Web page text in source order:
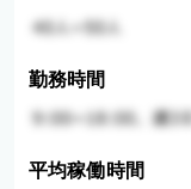
勤務時間
平均稼働時間